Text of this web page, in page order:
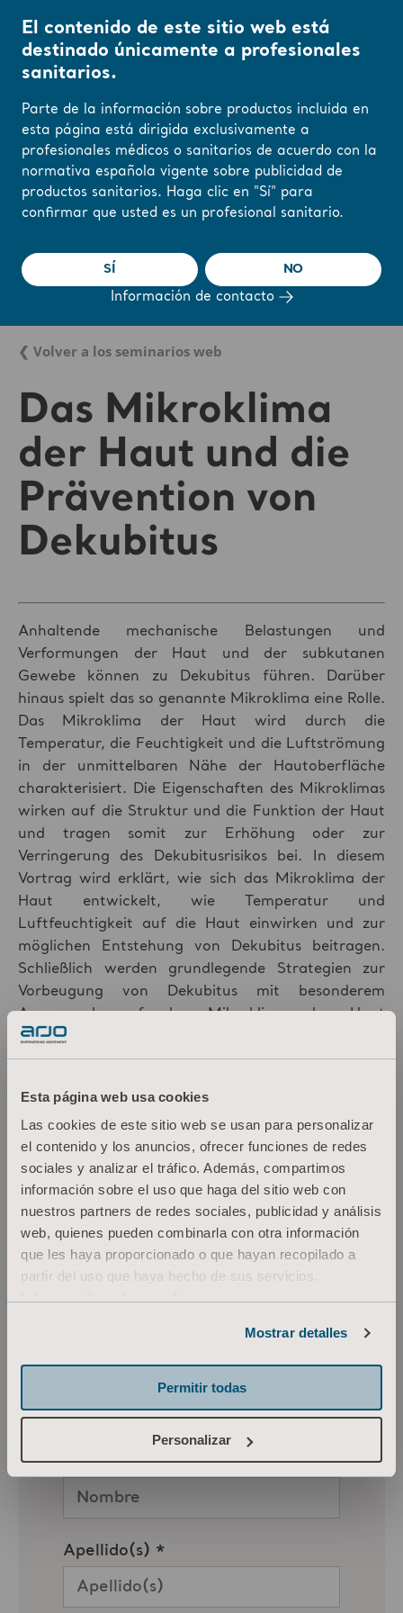
Esta página web usa cookies
Las cookies de este sitio web se usan para personalizar
el contenido y los anuncios, ofrecer funciones de redes
sociales y analizar el tráfico. Además, compartimos
información sobre el uso que haga del sitio web con
nuestros partners de redes sociales, publicidad y análisis
web, quienes pueden combinarla con otra información
que les haya proporcionado o que hayan recopilado a
partir del uso que haya hecho de sus servicios.
Mostrar detalles
Permitir todas
Personalizar
❮ Volver a los seminarios web
Das Mikroklima
der Haut und die
Prävention von
Dekubitus
Anhaltende mechanische Belastungen und
Verformungen der Haut und der subkutanen
Gewebe können zu Dekubitus führen. Darüber
hinaus spielt das so genannte Mikroklima eine Rolle.
Das Mikroklima der Haut wird durch die
Temperatur, die Feuchtigkeit und die Luftströmung
in der unmittelbaren Nähe der Hautoberfläche
charakterisiert. Die Eigenschaften des Mikroklimas
wirken auf die Struktur und die Funktion der Haut
und tragen somit zur Erhöhung oder zur
Verringerung des Dekubitusrisikos bei. In diesem
Vortrag wird erklärt, wie sich das Mikroklima der
Haut entwickelt, wie Temperatur und
Luftfeuchtigkeit auf die Haut einwirken und zur
möglichen Entstehung von Dekubitus beitragen.
Schließlich werden grundlegende Strategien zur
Vorbeugung von Dekubitus mit besonderem
Augenmerk auf das Mikroklima der Haut
vorgestellt.
El contenido de este sitio web está
destinado únicamente a profesionales
sanitarios.
Parte de la información sobre productos incluida en
esta página está dirigida exclusivamente a
profesionales médicos o sanitarios de acuerdo con la
normativa española vigente sobre publicidad de
productos sanitarios. Haga clic en "Sí" para
confirmar que usted es un profesional sanitario.
SÍ NO
Información de contacto